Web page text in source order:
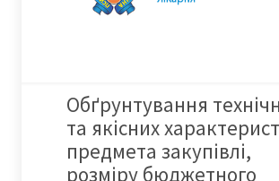
Обґрунтування
та якісних
предмета закупівлі,
розміру бюджетного